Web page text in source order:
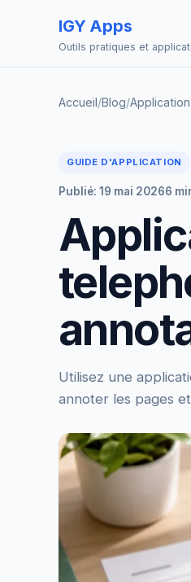
IGY Apps
Outils pratiques et
Accueil/Blog/
GUIDE D'APPLICATION
Publié: 19 mai 20266
Utilisez une
annoter les pages